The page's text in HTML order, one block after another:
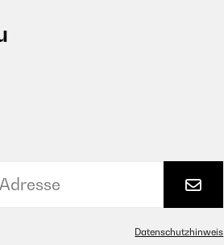
Datenschutzhinweis